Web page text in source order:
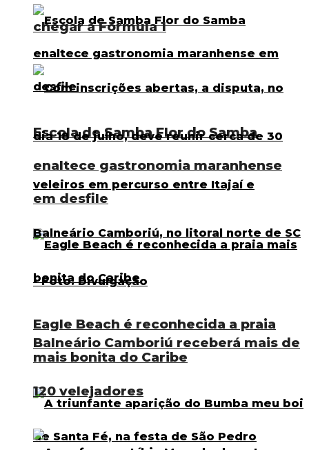
Escola de Samba Flor do Samba
enaltece gastronomia maranhense
em desfile
Eagle Beach é reconhecida a praia
mais bonita do Caribe
chegar à Fórmula 1
Balneário Camboriú receberá mais de
120 velejadores